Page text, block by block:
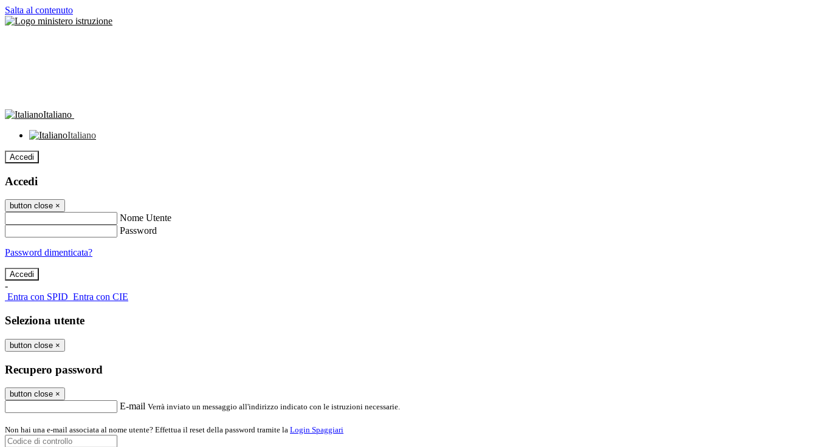
Salta al contenuto
Italiano
Italiano
Accedi
Accedi
button close ×
Nome Utente
Password
Password dimenticata?
-
Entra con SPID Entra con CIE
Seleziona utente
button close ×
Recupero password
button close ×
E-mail Verrà inviato un messaggio all'indirizzo indicato con le istruzioni necessarie.
Non hai una e-mail associata al nome utente? Effettua il reset della password tramite la Login Spaggiari